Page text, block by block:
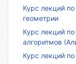
Курс лекций
геометрии
Курс лекций
алгоритмов
Курс лекций